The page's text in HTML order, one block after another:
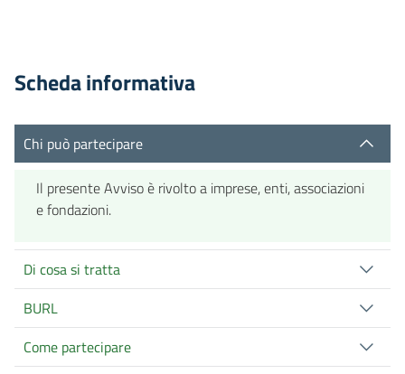
Scheda informativa
Chi può partecipare
Il presente Avviso è rivolto a imprese, enti, associazioni
e fondazioni.
Di cosa si tratta
BURL
Come partecipare